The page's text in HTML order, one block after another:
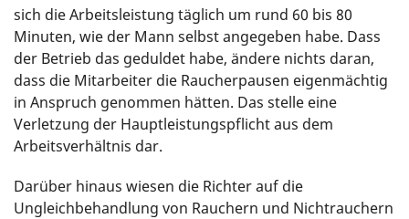
sich die Arbeitsleistung täglich um rund 60 bis 80
Minuten, wie der Mann selbst angegeben habe. Dass
der Betrieb das geduldet habe, ändere nichts daran,
dass die Mitarbeiter die Raucherpausen eigenmächtig
in Anspruch genommen hätten. Das stelle eine
Verletzung der Hauptleistungspflicht aus dem
Arbeitsverhältnis dar.
Darüber hinaus wiesen die Richter auf die
Ungleichbehandlung von Rauchern und Nichtrauchern